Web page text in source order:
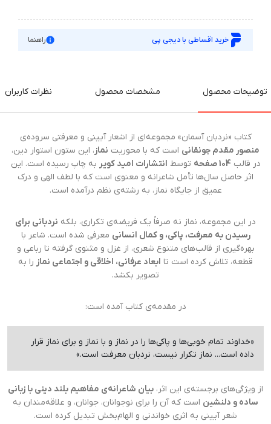
خرید اقساطی با دیجی پی راهنما
توضیحات محصول مشخصات محصول نظرات کاربران
کتاب «نردبان آسمان» مجموعه‌ای از اشعار آیینی و معرفتی سروده‌ی
منصور مقدم جونقانی است که با محوریت نماز، این ستون استوار دین،
در قالب 104 صفحه توسط انتشارات امید کویر به چاپ رسیده است. این
اثر حاصل سال‌ها تأمل شاعرانه و معنوی است که با لطف الهی و درک
عمیق از جایگاه نماز، به رشته‌ی نظم درآمده است.
در این مجموعه، نماز نه صرفاً یک فریضه‌ی تکراری، بلکه نردبانی برای
رسیدن به معرفت، پاکی، و کمال انسانی معرفی شده است. شاعر با
بهره‌گیری از قالب‌های متنوع شعری، از غزل و مثنوی گرفته تا رباعی و
قطعه، تلاش کرده است تا ابعاد عرفانی، اخلاقی و اجتماعی نماز را به
تصویر بکشد.
در مقدمه‌ی کتاب آمده است:
«خداوند تمام خوبی‌ها و پاکی‌ها را در نماز و با نماز و برای نماز قرار
داده است... نماز تکرار نیست، نردبان معرفت است.»
از ویژگی‌های برجسته‌ی این اثر، بیان شاعرانه‌ی مفاهیم بلند دینی با زبانی
ساده و دلنشین است که آن را برای نوجوانان، جوانان، و علاقه‌مندان به
شعر آیینی به اثری خواندنی و الهام‌بخش تبدیل کرده است.